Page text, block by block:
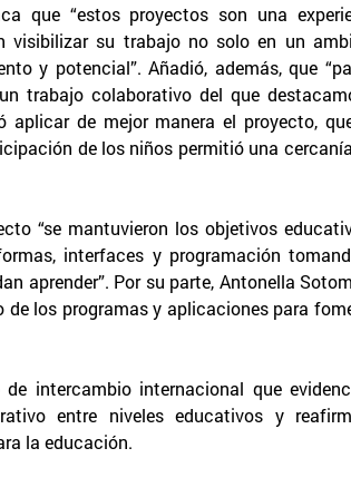
que “estos proyectos son una
visibilizar su trabajo no solo en un
y potencial”. Añadió, además, que
trabajo colaborativo del que
de mejor manera el proyecto,
de los niños permitió una
“se mantuvieron los objetivos
interfaces y programación
aprender”. Por su parte, Antonella
los programas y aplicaciones para
intercambio internacional que
entre niveles educativos y
la educación.